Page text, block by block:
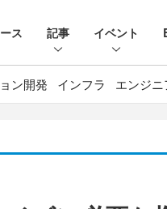
ス 記事 イベント
ン開発 インフラ エンジ